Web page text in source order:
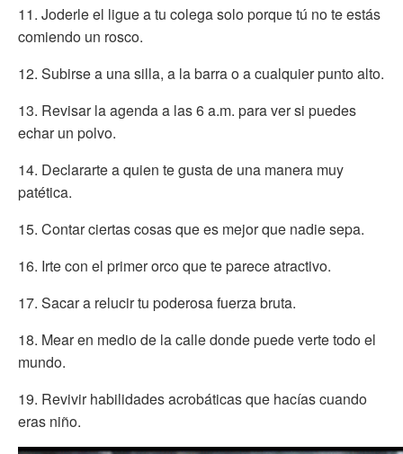
11. Joderle el ligue a tu colega solo porque tú no te estás
comiendo un rosco.
12. Subirse a una silla, a la barra o a cualquier punto alto.
13. Revisar la agenda a las 6 a.m. para ver si puedes
echar un polvo.
14. Declararte a quien te gusta de una manera muy
patética.
15. Contar ciertas cosas que es mejor que nadie sepa.
16. Irte con el primer orco que te parece atractivo.
17. Sacar a relucir tu poderosa fuerza bruta.
18. Mear en medio de la calle donde puede verte todo el
mundo.
19. Revivir habilidades acrobáticas que hacías cuando
eras niño.